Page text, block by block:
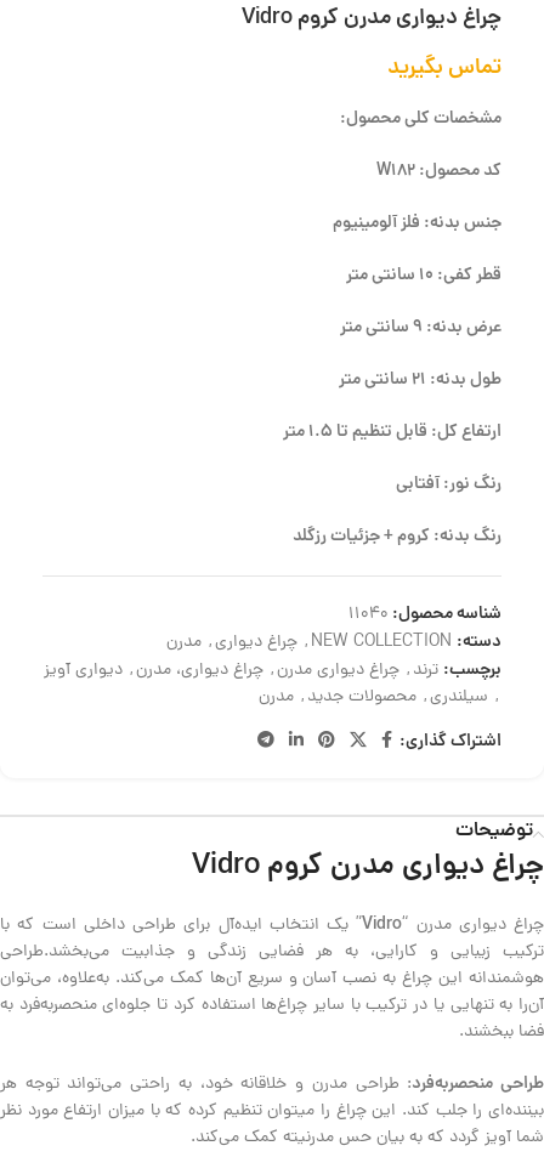
چراغ دیواری مدرن کروم Vidro
تماس بگیرید
مشخصات کلی محصول:
کد محصول: W182
جنس بدنه: فلز آلومینیوم
قطر کفی: 10 سانتی متر
عرض بدنه: 9 سانتی متر
طول بدنه: 21 سانتی متر
ارتفاع کل: قابل تنظیم تا 1.5 متر
رنگ نور: آفتابی
رنگ بدنه: کروم + جزئیات رزگلد
شناسه محصول: 11040
دسته: NEW COLLECTION
, چراغ دیواری, مدرن
برچسب: ترند, چراغ دیواری مدرن, چراغ دیواری، مدرن, دیواری آویز
, سیلندری, محصولات جدید, مدرن
اشتراک گذاری:
توضیحات
چراغ دیواری مدرن کروم Vidro
چراغ دیواری مدرن “Vidro” یک انتخاب ایده‌آل برای طراحی داخلی است که با
ترکیب زیبایی و کارایی، به هر فضایی زندگی و جذابیت می‌بخشد.طراحی
هوشمندانه این چراغ‌ به نصب آسان و سریع آن‌ها کمک می‌کند. به‌علاوه، می‌توان
آن‌را به تنهایی یا در ترکیب با سایر چراغ‌ها استفاده کرد تا جلوه‌ای منحصربه‌فرد به
فضا ببخشند.
طراحی منحصربه‌فرد: طراحی مدرن و خلاقانه خود، به راحتی می‌تواند توجه هر
بیننده‌ای را جلب کند. این چراغ را میتوان تنظیم کرده که با میزان ارتفاع مورد نظر
شما آویز گردد که به بیان حس مدرنیته کمک می‌کند.